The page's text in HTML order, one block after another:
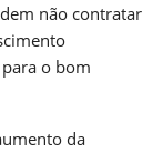
não contratar
o bom
da